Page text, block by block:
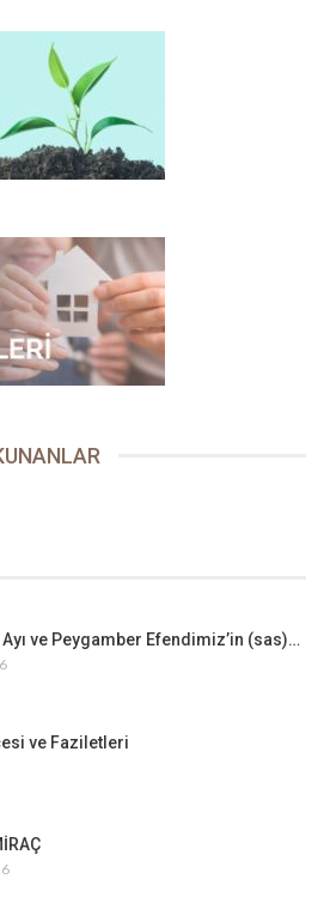
ve Peygamber Efendimiz’in (sas)…
ve Faziletleri